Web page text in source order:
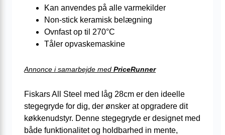
Kan anvendes på alle varmekilder
Non-stick keramisk belægning
Ovnfast op til 270°C
Tåler opvaskemaskine
Annonce i samarbejde med PriceRunner
Fiskars All Steel med låg 28cm er den ideelle
stegegryde for dig, der ønsker at opgradere dit
køkkenudstyr. Denne stegegryde er designet med
både funktionalitet og holdbarhed in mente,